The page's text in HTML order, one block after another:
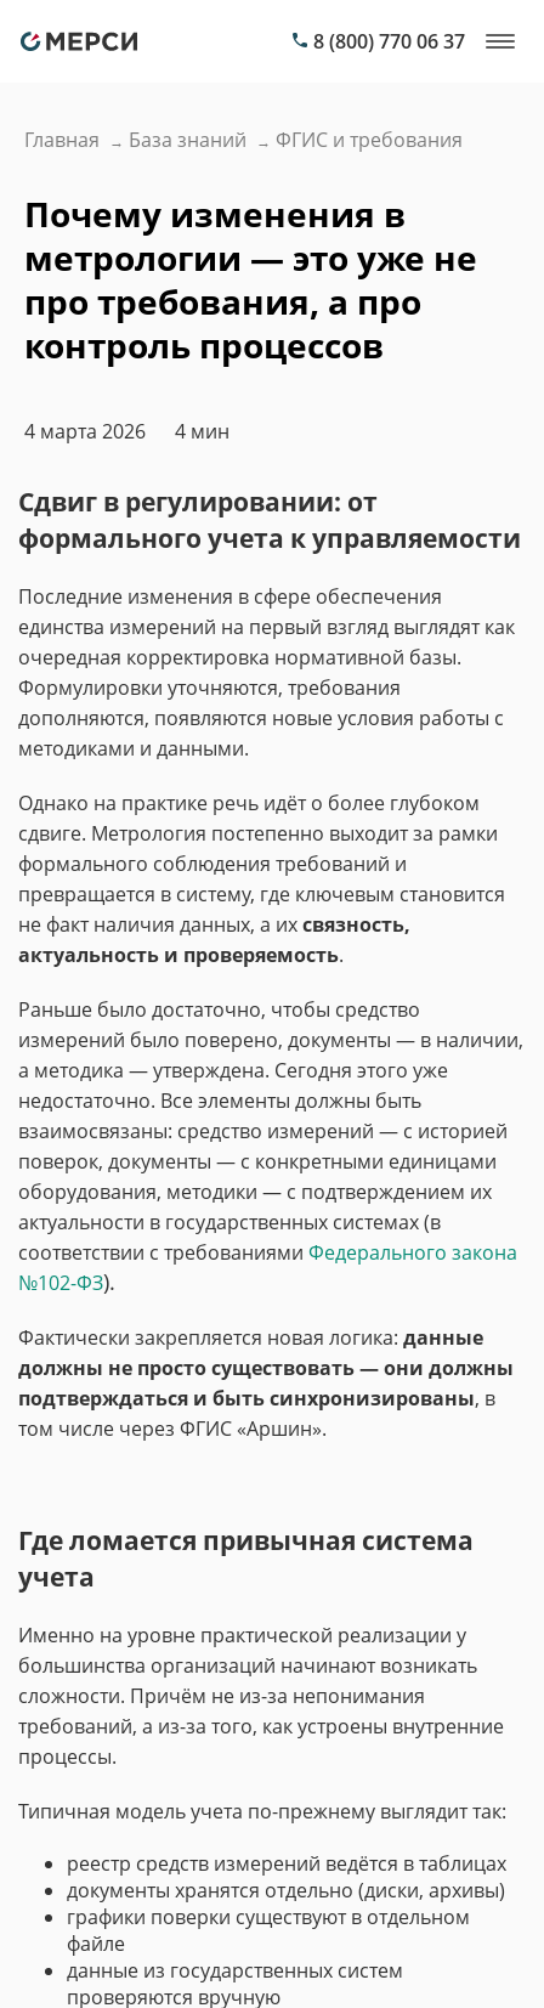
8 (800) 770 06 37
Главная → База знаний → ФГИС и требования
Почему изменения в
метрологии — это уже не
про требования, а про
контроль процессов
4 марта 2026 4 мин
Сдвиг в регулировании: от
формального учета к управляемости
Последние изменения в сфере обеспечения
единства измерений на первый взгляд выглядят как
очередная корректировка нормативной базы.
Формулировки уточняются, требования
дополняются, появляются новые условия работы с
методиками и данными.
Однако на практике речь идёт о более глубоком
сдвиге. Метрология постепенно выходит за рамки
формального соблюдения требований и
превращается в систему, где ключевым становится
не факт наличия данных, а ихсвязность,
актуальность и проверяемость.
Раньше было достаточно, чтобы средство
измерений было поверено, документы — в наличии,
а методика — утверждена. Сегодня этого уже
недостаточно. Все элементы должны быть
взаимосвязаны: средство измерений — с историей
поверок, документы — с конкретными единицами
оборудования, методики — с подтверждением их
актуальности в государственных системах(в
соответствии с требованиями Федерального закона
№102-ФЗ).
Фактически закрепляется новая логика: данные
должны не просто существовать — они должны
подтверждаться и быть синхронизированы, в
том числе через ФГИС «Аршин».
Где ломается привычная система
учета
Именно на уровне практической реализации у
большинства организаций начинают возникать
сложности. Причём не из-за непонимания
требований, а из-за того, как устроены внутренние
процессы.
Типичная модель учета по-прежнему выглядит так:
реестр средств измерений ведётся в таблицах
документы хранятся отдельно (диски, архивы)
графики поверки существуют в отдельном
файле
данные из государственных систем
проверяются вручную